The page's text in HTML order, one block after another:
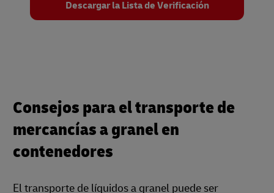
Descargar la Lista de Verificación
Consejos para el transporte de
mercancías a granel en
contenedores
El transporte de líquidos a granel puede ser